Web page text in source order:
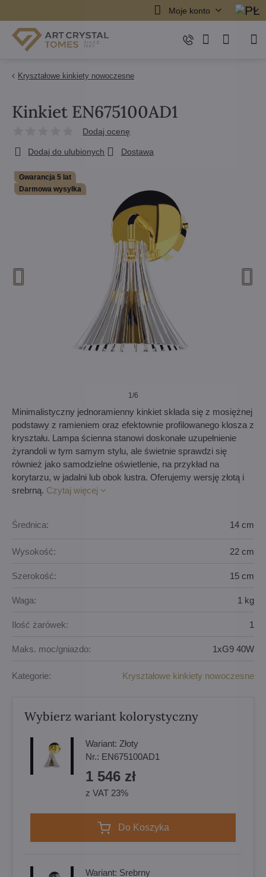
Moje konto
Kryształowe kinkiety nowoczesne
Gwarancja 5 lat
Darmowa wysyłka
1/6
Kinkiet EN675100AD1
Dodaj ocenę
Dodaj do ulubionych Dostawa
Minimalistyczny jednoramienny kinkiet składa się z mosiężnej
podstawy z ramieniem oraz efektownie profilowanego klosza z
kryształu. Lampa ścienna stanowi doskonałe uzupełnienie
żyrandoli w tym samym stylu, ale świetnie sprawdzi się
również jako samodzielne oświetlenie, na przykład na
korytarzu, w jadalni lub obok lustra. Oferujemy wersję złotą i
srebrną. Czytaj więcej
Średnica: 14 cm
Wysokość: 22 cm
Szerokość: 15 cm
Waga: 1 kg
Ilość żarówek: 1
Maks. moc/gniazdo: 1xG9 40W
Kategorie: Kryształowe kinkiety nowoczesne
Wybierz wariant kolorystyczny
Wariant: Złoty
Nr.: EN675100AD1
1 546 zł
z VAT 23%
Do Koszyka
Wariant: Srebrny